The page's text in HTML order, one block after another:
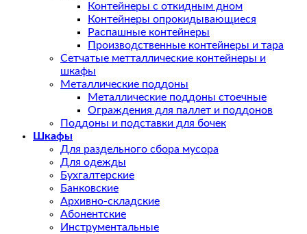
Контейнеры с откидным дном
Контейнеры опрокидывающиеся
Распашные контейнеры
Производственные контейнеры и тара
Сетчатые метталлические контейнеры и
шкафы
Металлические поддоны
Металлические поддоны стоечные
Ограждения для паллет и поддонов
Поддоны и подставки для бочек
Шкафы
Для раздельного сбора мусора
Для одежды
Бухгалтерские
Банковские
Архивно-складские
Абонентские
Инструментальные